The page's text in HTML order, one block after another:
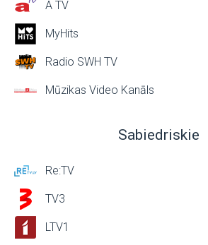
A TV
MyHits
Radio SWH TV
Mūzikas Video Kanāls
Sabiedriskie
Re:TV
TV3
LTV1